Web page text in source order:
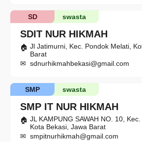
SDIT NUR HIKMAH
swasta
SD
Jl Jatimurni, Kec. Pondok Melati,
Barat
sdnurhikmahbekasi@gmail.com
SMP IT NUR HIKMAH
swasta
SMP
JL KAMPUNG SAWAH NO. 10,
Kota Bekasi, Jawa Barat
smpitnurhikmah@gmail.com